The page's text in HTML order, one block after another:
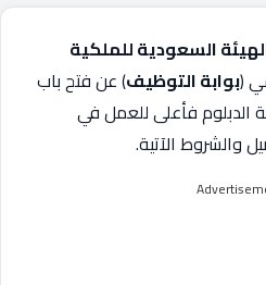
السعودية للملكية
(بوابة التوظيف) عن فتح باب
الدبلوم فأعلى للعمل في
والشروط الآتية.